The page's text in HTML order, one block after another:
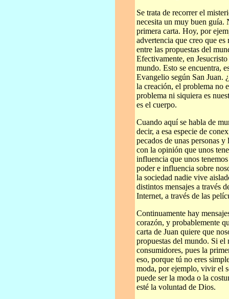
Se trata de recorrer el
necesita un muy buen guía.
primera carta. Hoy, por
advertencia que creo que
entre las propuestas del
Efectivamente, en
mundo. Esto se encuentra,
Evangelio según San Juan.
la creación, el problema no
problema ni siquiera es
es el cuerpo.
Cuando aquí se habla de
decir, a esa especie de
pecados de unas personas
con la opinión que unos
influencia que unos
poder e influencia sobre
la sociedad nadie vive
distintos mensajes a través
Internet, a través de las
Continuamente hay
corazón, y probablemente
carta de Juan quiere que
propuestas del mundo. Si el
consumidores, pues la
eso, porque tú no eres
moda, por ejemplo, vivir el
puede ser la moda o la
esté la voluntad de Dios.